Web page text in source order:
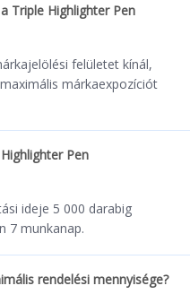
Triple Highlighter Pen
felületet kínál,
márkaexpozíciót
Pen
ideje 5 000 darabig
7 munkanap.
rendelési mennyisége?